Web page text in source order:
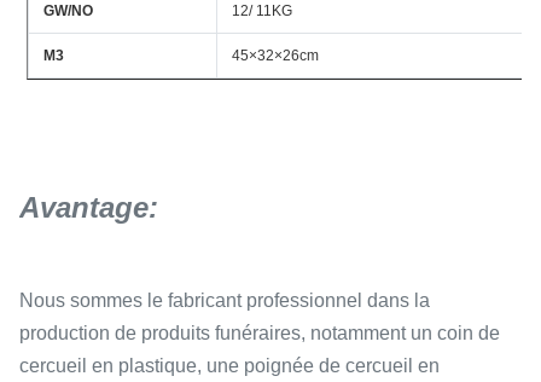
GW/NO 12/ 11KG
M3 45×32×26cm
Avantage:
Nous sommes le fabricant professionnel dans la
production de produits funéraires, notamment un coin de
cercueil en plastique, une poignée de cercueil en